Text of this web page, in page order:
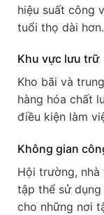
hiệu suất công
tuổi thọ dài hơn.
Khu vực lưu trữ
Kho bãi và
hàng hóa chất
điều kiện làm
Không gian
Hội trường,
tập thể sử
cho những nơi